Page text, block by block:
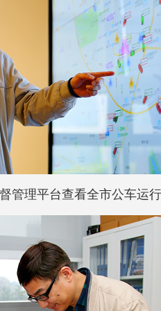
管理平台查看全市公车运